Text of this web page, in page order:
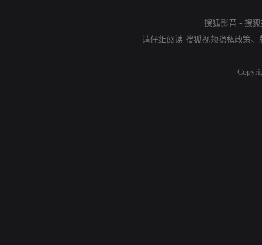
搜狐影音 - 搜
请仔细阅读 搜狐视频隐私政策、